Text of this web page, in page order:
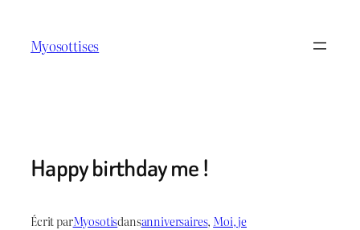
contenu
Myosottises
Happy birthday me !
Écrit parMyosotisdansanniversaires, Moi, je